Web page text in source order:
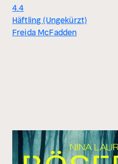
4.4
Häftling (Ungekürzt)
Freida McFadden